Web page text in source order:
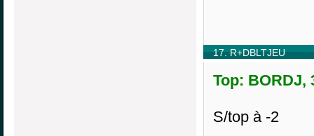
17. R+DBLTJEU
Top: BORDJ,
S/top à -2